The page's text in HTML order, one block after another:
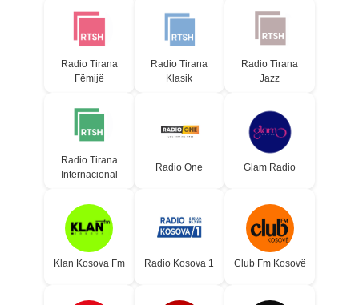
Radio Tirana
Fëmijë
Radio Tirana
Klasik
Radio Tirana
Jazz
Radio Tirana
Internacional
Radio One Glam Radio
Klan Kosova Fm Radio Kosova 1 Club Fm Kosovë